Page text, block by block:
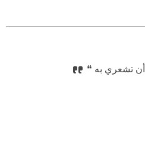
تشعري به ❝